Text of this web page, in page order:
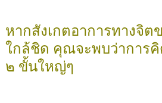
หากสังเกตอาการทางจิต
ใกล้ชิด คุณจะพบว่าการ
๒ ขั้นใหญ่ๆ